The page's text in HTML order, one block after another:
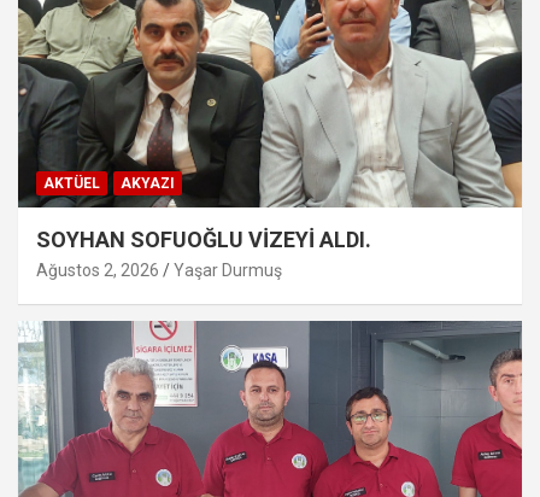
AKTÜEL AKYAZI
SOYHAN SOFUOĞLU VİZEYİ ALDI.
Ağustos 2, 2026 Yaşar Durmuş